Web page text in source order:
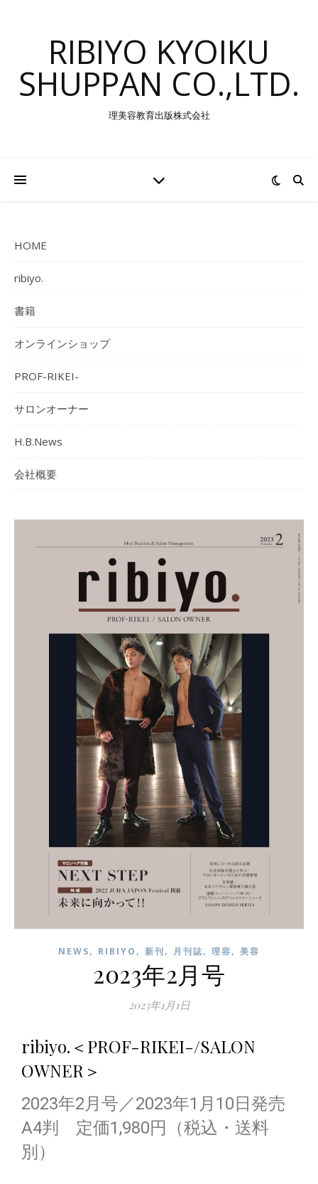
RIBIYO KYOIKU
SHUPPAN CO.,LTD.
理美容教育出版株式会社
HOME
ribiyo.
書籍
オンラインショップ
PROF-RIKEI-
サロンオーナー
H.B.News
会社概要
NEWS, RIBIYO , 新刊, 月刊誌, 理容, 美容
2023年2月号
2023年1月1日
ribiyo.＜PROF-RIKEI-/SALON
OWNER＞
2023年2月号／2023年1月10日発売
A4判 定価1,980円（税込・送料
別）